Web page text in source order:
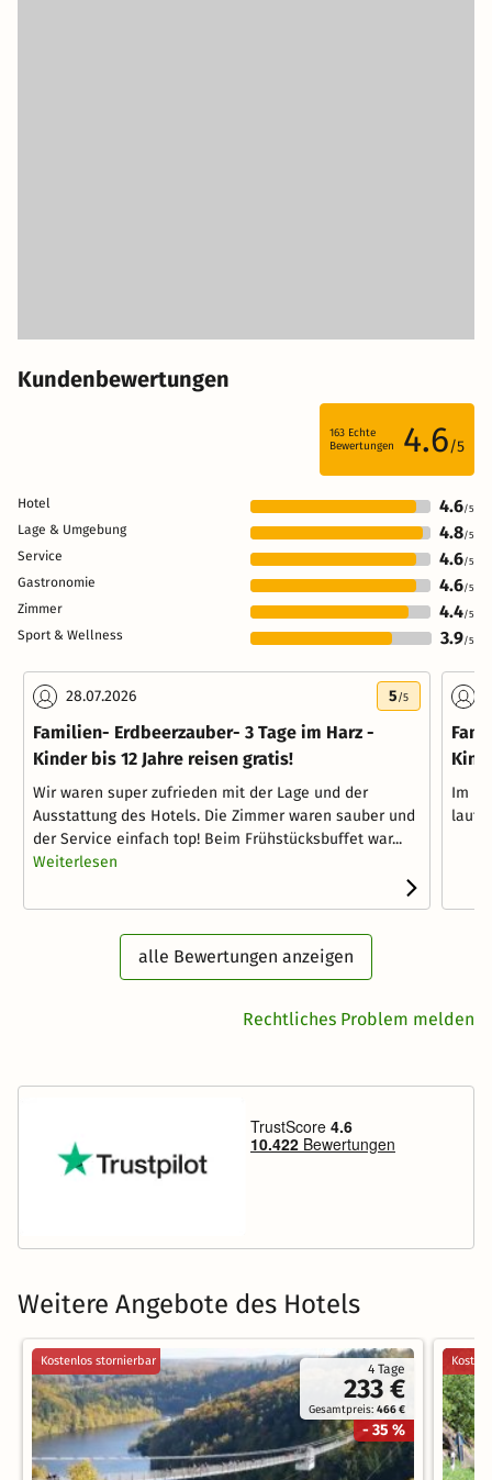
Kundenbewertungen
163 Echte
Bewertungen
4.6/5
Hotel 4.6/5
Lage & Umgebung 4.8/5
Service 4.6/5
Gastronomie 4.6/5
Zimmer 4.4/5
Sport & Wellness 3.9/5
28.07.2026 5/5
Familien- Erdbeerzauber- 3 Tage im Harz -
Kinder bis 12 Jahre reisen gratis!
Wir waren super zufrieden mit der Lage und der
Ausstattung des Hotels. Die Zimmer waren sauber und
der Service einfach top! Beim Frühstücksbuffet war...
Weiterlesen
Im
laut.
alle Bewertungen anzeigen
Rechtliches Problem melden
Weitere Angebote des Hotels
4 Tage
233 €
Gesamtpreis:466 €
- 35 %
Kostenlos stornierbar